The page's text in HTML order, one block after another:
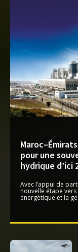
pour une
hydrique d’ici
Avec l’appui de
nouvelle étape
énergétique et la